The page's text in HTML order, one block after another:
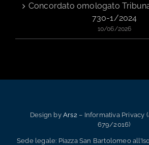
Concordato omologato
730-1/2024
10/06/2026
Design byArs2 – Informativa Privacy
679/2016)
Sede legale: Piazza San Bartolomeo